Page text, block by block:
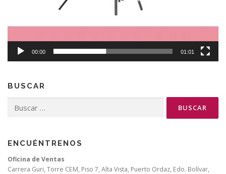
00:00 01:01
BUSCAR
ENCUÉNTRENOS
Oficina de Ventas
Carrera Guri, Torre CEM, Piso 7, Alta Vista, Puerto Ordaz, Edo. Bolívar,